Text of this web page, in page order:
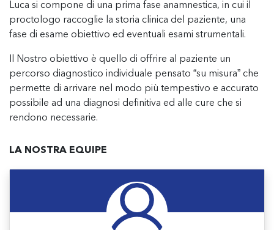
Luca si compone di una prima fase anamnestica, in cui il
proctologo raccoglie la storia clinica del paziente, una
fase di esame obiettivo ed eventuali esami strumentali.
Il Nostro obiettivo è quello di offrire al paziente un
percorso diagnostico individuale pensato “su misura” che
permette di arrivare nel modo più tempestivo e accurato
possibile ad una diagnosi definitiva ed alle cure che si
rendono necessarie.
LA NOSTRA EQUIPE